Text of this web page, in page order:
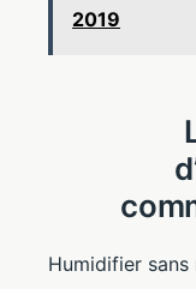
2019
Humidifier